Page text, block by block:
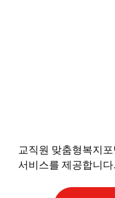
교직원 맞춤형복지
서비스를 제공합니